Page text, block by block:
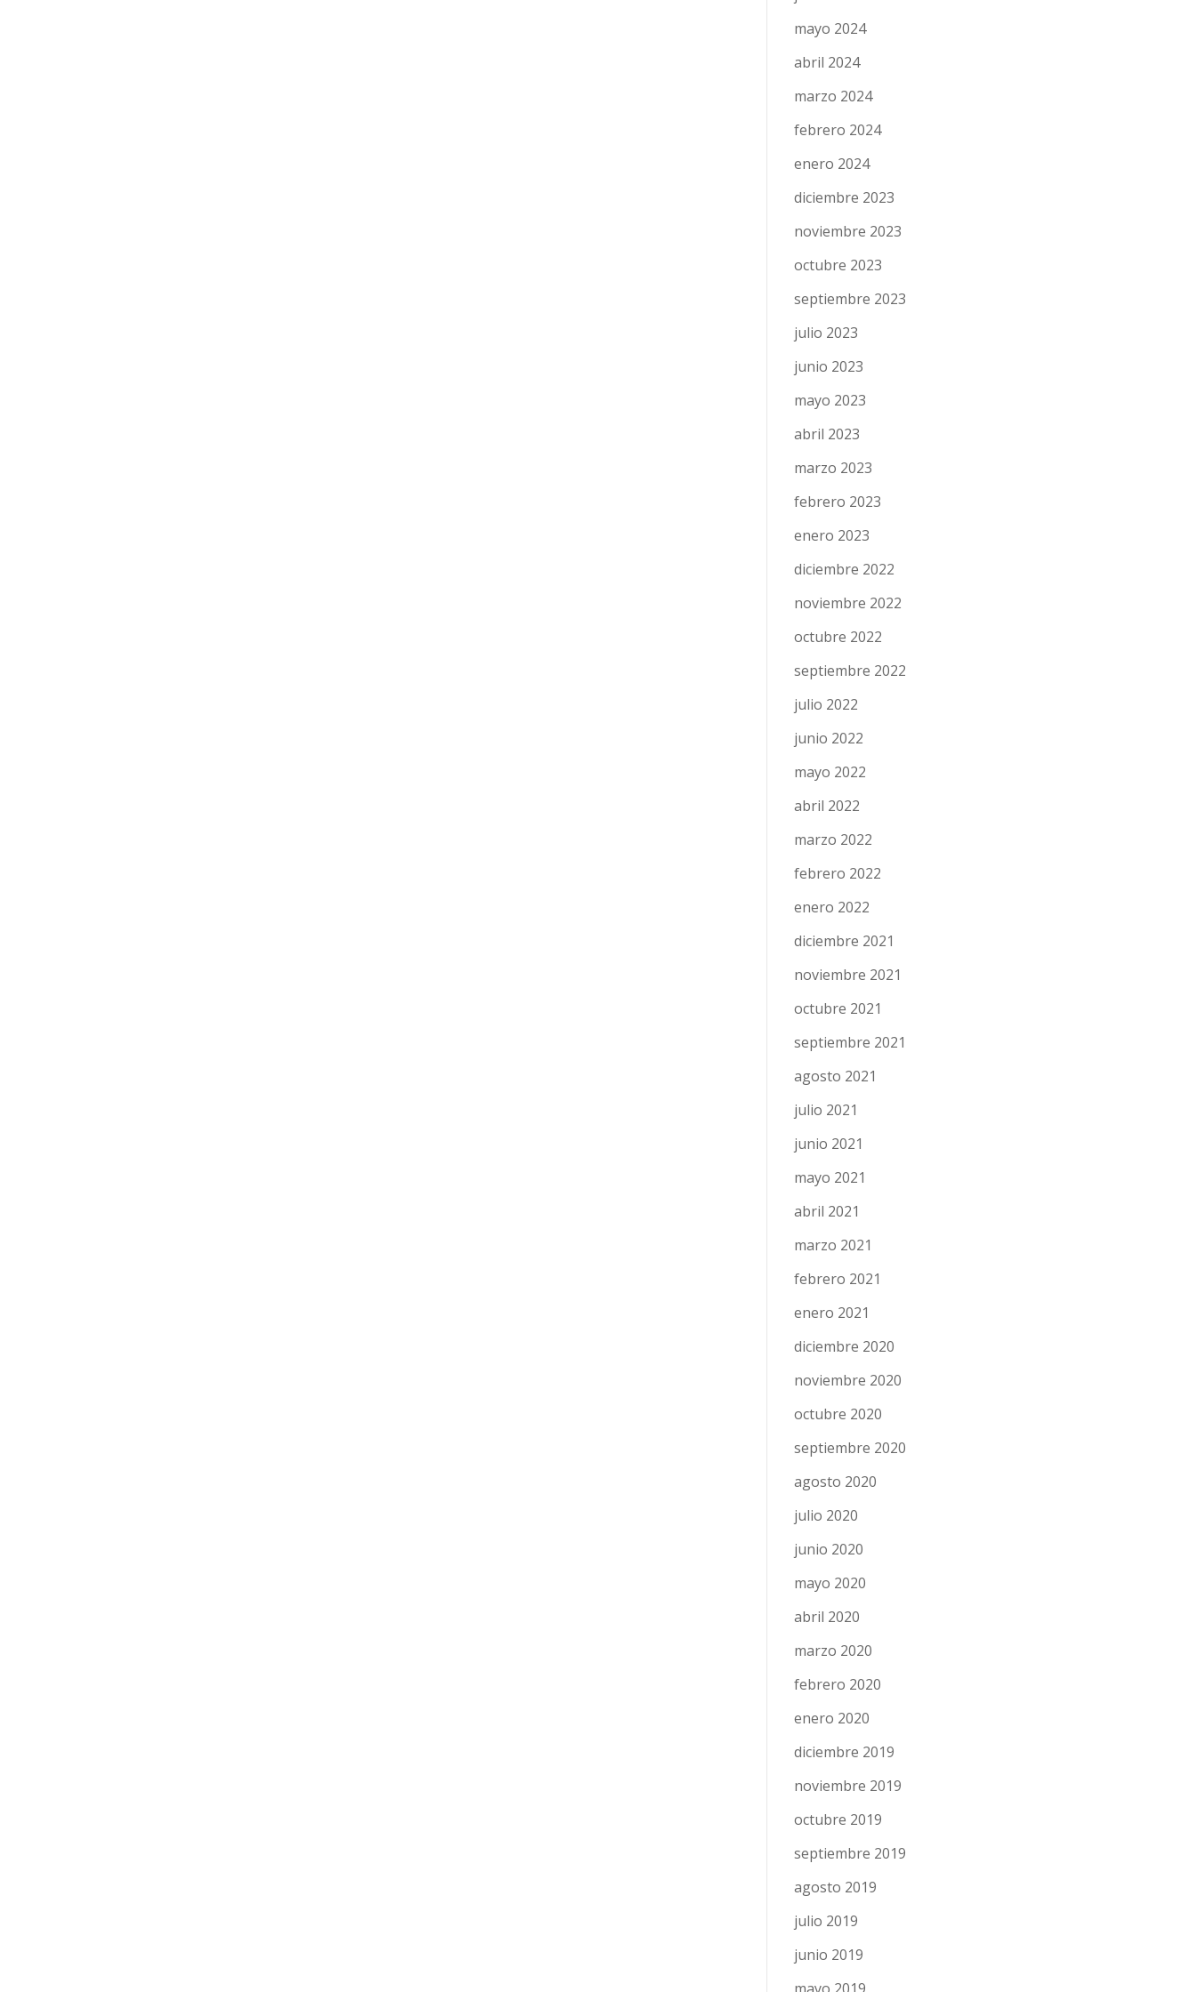
mayo 2024
abril 2024
marzo 2024
febrero 2024
enero 2024
diciembre 2023
noviembre 2023
octubre 2023
septiembre 2023
julio 2023
junio 2023
mayo 2023
abril 2023
marzo 2023
febrero 2023
enero 2023
diciembre 2022
noviembre 2022
octubre 2022
septiembre 2022
julio 2022
junio 2022
mayo 2022
abril 2022
marzo 2022
febrero 2022
enero 2022
diciembre 2021
noviembre 2021
octubre 2021
septiembre 2021
agosto 2021
julio 2021
junio 2021
mayo 2021
abril 2021
marzo 2021
febrero 2021
enero 2021
diciembre 2020
noviembre 2020
octubre 2020
septiembre 2020
agosto 2020
julio 2020
junio 2020
mayo 2020
abril 2020
marzo 2020
febrero 2020
enero 2020
diciembre 2019
noviembre 2019
octubre 2019
septiembre 2019
agosto 2019
julio 2019
junio 2019